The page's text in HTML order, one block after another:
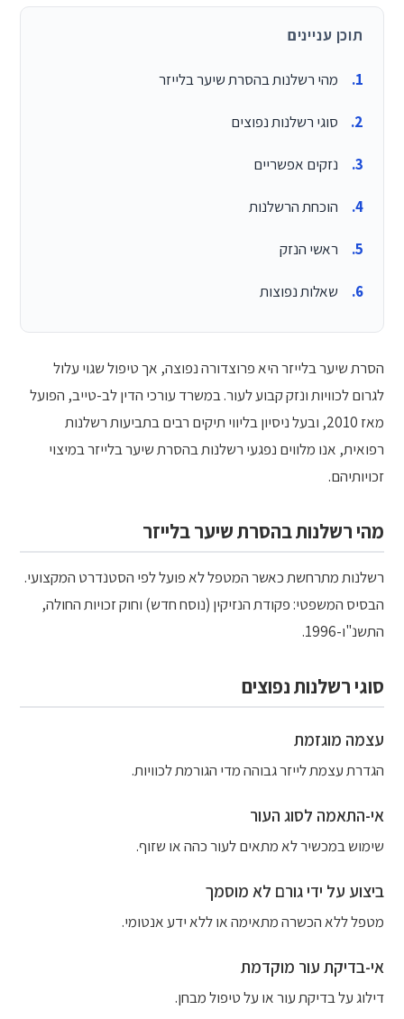
תוכן עניינים
מהי רשלנות בהסרת שיער בלייזר
סוגי רשלנות נפוצים
נזקים אפשריים
הוכחת הרשלנות
ראשי הנזק
שאלות נפוצות
הסרת שיער בלייזר היא פרוצדורה נפוצה, אך טיפול שגוי עלול
לגרום לכוויות ונזק קבוע לעור. במשרד עורכי הדין לב-טייב, הפועל
מאז 2010, ובעל ניסיון בליווי תיקים רבים בתביעות רשלנות
רפואית, אנו מלווים נפגעי רשלנות בהסרת שיער בלייזר במיצוי
זכויותיהם.
מהי רשלנות בהסרת שיער בלייזר
רשלנות מתרחשת כאשר המטפל לא פועל לפי הסטנדרט המקצועי.
הבסיס המשפטי: פקודת הנזיקין (נוסח חדש) וחוק זכויות החולה,
התשנ"ו-1996.
סוגי רשלנות נפוצים
עצמה מוגזמת
הגדרת עצמת לייזר גבוהה מדי הגורמת לכוויות.
אי-התאמה לסוג העור
שימוש במכשיר לא מתאים לעור כהה או שזוף.
ביצוע על ידי גורם לא מוסמך
מטפל ללא הכשרה מתאימה או ללא ידע אנטומי.
אי-בדיקת עור מוקדמת
דילוג על בדיקת עור או על טיפול מבחן.